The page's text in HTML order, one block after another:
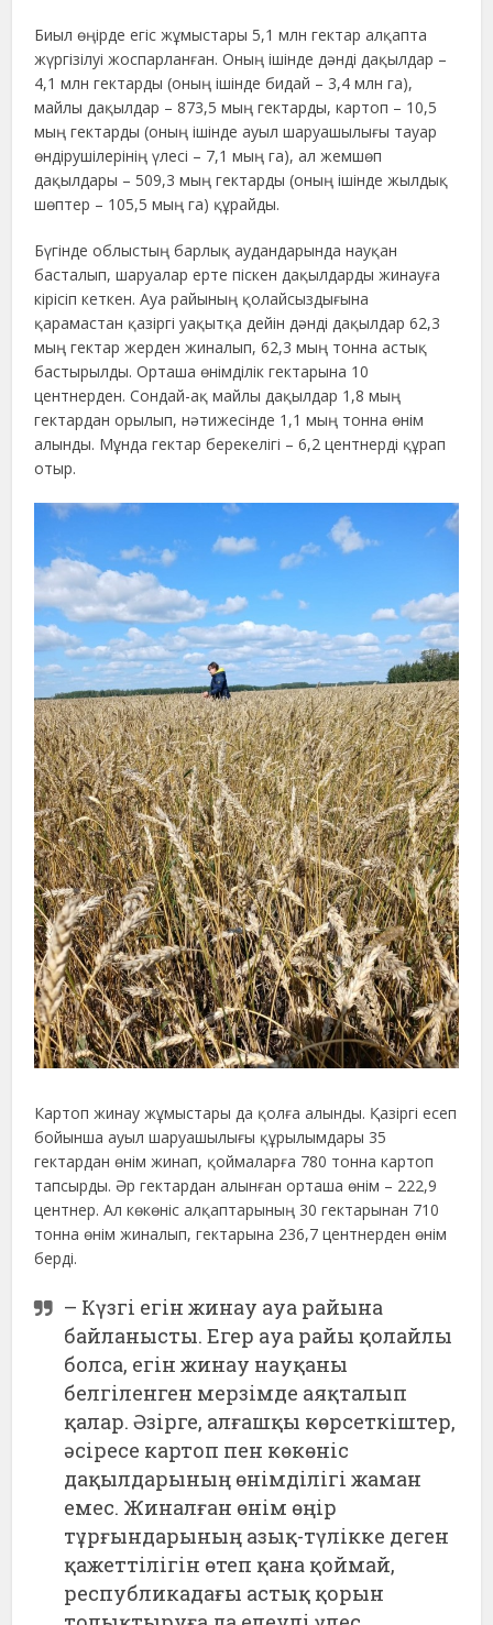
Биыл өңірде егіс жұмыстары 5,1 млн гектар алқапта
жүргізілуі жоспарланған. Оның ішінде дәнді дақылдар –
4,1 млн гектарды (оның ішінде бидай – 3,4 млн га),
майлы дақылдар – 873,5 мың гектарды, картоп – 10,5
мың гектарды (оның ішінде ауыл шаруашылығы тауар
өндірушілерінің үлесі – 7,1 мың га), ал жемшөп
дақылдары – 509,3 мың гектарды (оның ішінде жылдық
шөптер – 105,5 мың га) құрайды.
Бүгінде облыстың барлық аудандарында науқан
басталып, шаруалар ерте піскен дақылдарды жинауға
кірісіп кеткен. Ауа райының қолайсыздығына
қарамастан қазіргі уақытқа дейін дәнді дақылдар 62,3
мың гектар жерден жиналып, 62,3 мың тонна астық
бастырылды. Орташа өнімділік гектарына 10
центнерден. Сондай-ақ майлы дақылдар 1,8 мың
гектардан орылып, нәтижесінде 1,1 мың тонна өнім
алынды. Мұнда гектар берекелігі – 6,2 центнерді құрап
отыр.
Картоп жинау жұмыстары да қолға алынды. Қазіргі есеп
бойынша ауыл шаруашылығы құрылымдары 35
гектардан өнім жинап, қоймаларға 780 тонна картоп
тапсырды. Әр гектардан алынған орташа өнім – 222,9
центнер. Ал көкөніс алқаптарының 30 гектарынан 710
тонна өнім жиналып, гектарына 236,7 центнерден өнім
берді.
– Күзгі егін жинау ауа райына
байланысты. Егер ауа райы қолайлы
болса, егін жинау науқаны
белгіленген мерзімде аяқталып
қалар. Әзірге, алғашқы көрсеткіштер,
әсіресе картоп пен көкөніс
дақылдарының өнімділігі жаман
емес. Жиналған өнім өңір
тұрғындарының азық-түлікке деген
қажеттілігін өтеп қана қоймай,
республикадағы астық қорын